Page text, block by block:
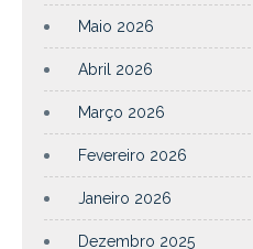
Maio 2026
Abril 2026
Março 2026
Fevereiro 2026
Janeiro 2026
Dezembro 2025